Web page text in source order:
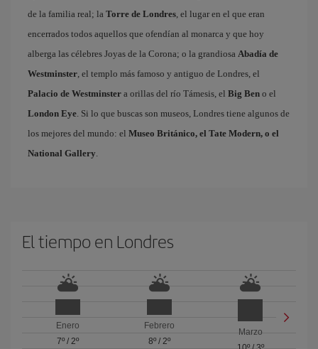
de la familia real; la Torre de Londres , el lugar en el que eran
encerrados todos aquellos que ofendían al monarca y que hoy
alberga las célebres Joyas de la Corona; o la grandiosa Abadía de
Westminster , el templo más famoso y antiguo de Londres, el
Palacio de Westminster a orillas del río Támesis, el Big Ben o el
London Eye . Si lo que buscas son museos, Londres tiene algunos de
los mejores del mundo: el Museo Británico, el Tate Modern, o el
National Gallery
El tiempo en Londres
Enero
7º/ 2º
Febrero
8º/ 2º
Marzo